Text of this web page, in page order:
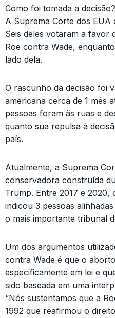
Como foi tomada a decisão?
A Suprema Corte dos
Seis deles votaram a favor
Roe contra Wade,
lado dela.
O rascunho da decisão foi
americana cerca de 1 mês
pessoas foram às ruas e
quanto sua repulsa à
país.
Atualmente, a Suprema
conservadora construída
Trump. Entre 2017 e 2020,
indicou 3 pessoas
o mais importante tribunal
Um dos argumentos
contra Wade é que o
especificamente em lei e
sido baseada em uma
“Nós sustentamos que a
1992 que reafirmou o